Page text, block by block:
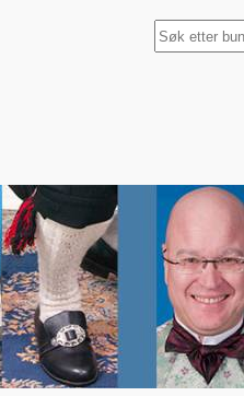
Search